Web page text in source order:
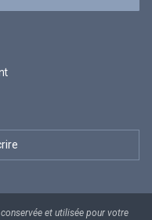
et utilisée pour votre